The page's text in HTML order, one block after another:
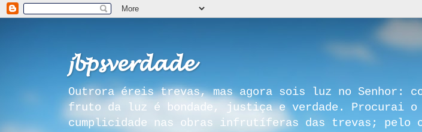
𝓳𝓫𝓹𝓼𝓿𝓮𝓻𝓭𝓪𝓭𝓮
Outrora éreis trevas, mas agora sois luz no Senhor:
fruto da luz é bondade, justiça e verdade. Procurai o
cumplicidade nas obras infrutíferas das trevas; pelo